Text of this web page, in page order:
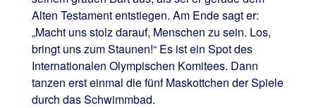
Alten Testament entstiegen. Am Ende sagt er:
„Macht uns stolz darauf, Menschen zu sein. Los,
bringt uns zum Staunen!“ Es ist ein Spot des
Internationalen Olympischen Komitees. Dann
tanzen erst einmal die fünf Maskottchen der Spiele
durch das Schwimmbad.